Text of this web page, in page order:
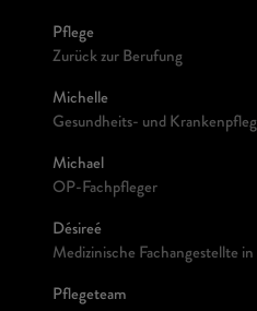
Pflege
Zurück zur Berufung
Michelle
Gesundheits- und
Michael
OP-Fachpfleger
Désireé
Medizinische Fachangestellte
Pflegeteam